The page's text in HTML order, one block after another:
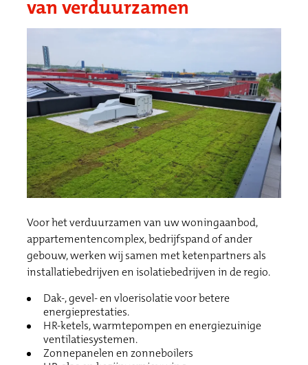
van verduurzamen
Voor het verduurzamen van uw woningaanbod,
appartementencomplex, bedrijfspand of ander
gebouw, werken wij samen met ketenpartners als
installatiebedrijven en isolatiebedrijven in de regio.
Dak-, gevel- en vloerisolatie voor betere
energieprestaties.
HR-ketels, warmtepompen en energiezuinige
ventilatiesystemen.
Zonnepanelen en zonneboilers